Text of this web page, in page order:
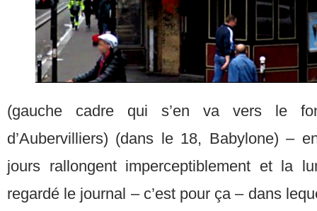
(gauche cadre qui s’en va vers le
d’Aubervilliers) (dans le 18, Babylone) –
jours rallongent imperceptiblement et la
regardé le journal – c’est pour ça – dans